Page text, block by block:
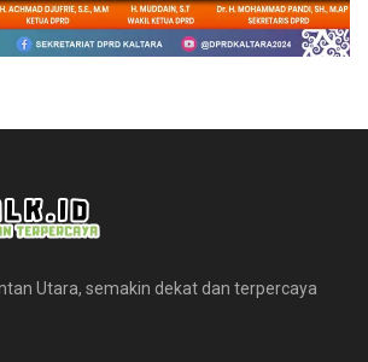
Utara, semakin dekat dan terpercaya